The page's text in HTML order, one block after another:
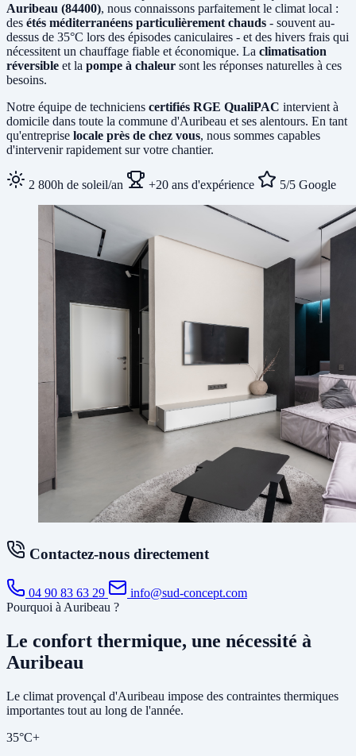
Auribeau (84400), nous connaissons parfaitement le climat local :
des étés méditerranéens particulièrement chauds - souvent au-
dessus de 35°C lors des épisodes caniculaires - et des hivers frais qui
nécessitent un chauffage fiable et économique. La climatisation
réversible et la pompe à chaleur sont les réponses naturelles à ces
besoins.
Notre équipe de techniciens certifiés RGE QualiPAC intervient à
domicile dans toute la commune d'Auribeau et ses alentours. En tant
qu'entreprise locale près de chez vous, nous sommes capables
d'intervenir rapidement sur votre chantier.
2 800h de soleil/an +20 ans d'expérience 5/5 Google
Contactez-nous directement
04 90 83 63 29
info@sud-concept.com
Pourquoi à Auribeau ?
Le confort thermique, une nécessité à
Auribeau
Le climat provençal d'Auribeau impose des contraintes thermiques
importantes tout au long de l'année.
35°C+